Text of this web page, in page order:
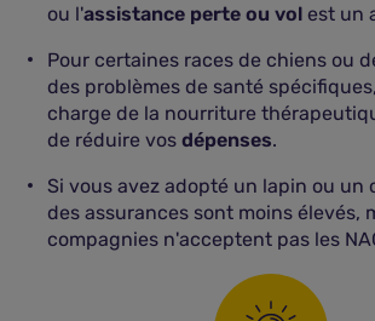
ou l'assistance perte ou vol est un
Pour certaines races de chiens ou
des problèmes de santé
charge de la nourriture
de réduire vos dépenses.
Si vous avez adopté un lapin ou un
des assurances sont moins élevés,
compagnies n'acceptent pas les